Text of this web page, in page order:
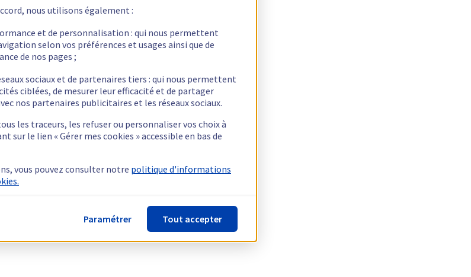
nous utilisons également :
et de personnalisation : qui nous permettent
selon vos préférences et usages ainsi que de
de nos pages ;
sociaux et de partenaires tiers : qui nous permettent
ciblées, de mesurer leur efficacité et de partager
nos partenaires publicitaires et les réseaux sociaux.
les traceurs, les refuser ou personnaliser vos choix à
sur le lien « Gérer mes cookies » accessible en bas de
vous pouvez consulter notre politique d'informations
Paramétrer Tout accepter